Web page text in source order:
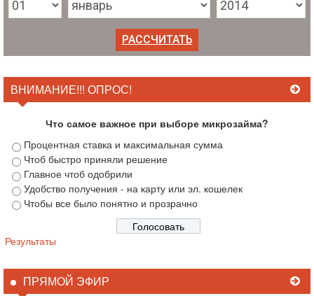
ВНИМАНИЕ!!! ОПРОС!
Что самое важное при выборе микрозайма?
Процентная ставка и максимальная сумма
Чтоб быстро приняли решение
Главное чтоб одобрили
Удобство получения - на карту или эл. кошелек
Чтобы все было понятно и прозрачно
Результаты
ПРЯМОЙ ЭФИР